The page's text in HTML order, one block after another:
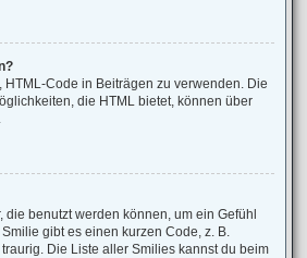
HTML-Code in Beiträgen zu verwenden. Die
die HTML bietet, können über
benutzt werden können, um ein Gefühl
gibt es einen kurzen Code, z. B.
Die Liste aller Smilies kannst du beim